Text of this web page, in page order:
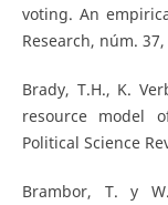
voting. An
Research, núm.
Brady, T.H., K.
resource model
Political Science
Brambor, T. y